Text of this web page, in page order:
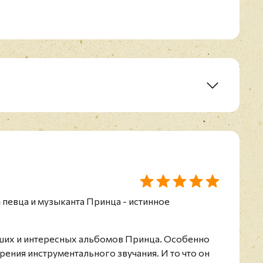
певца и музыканта Принца - истинное
и интересных альбомов Принца. Особенно
инструментального звучания. И то что он